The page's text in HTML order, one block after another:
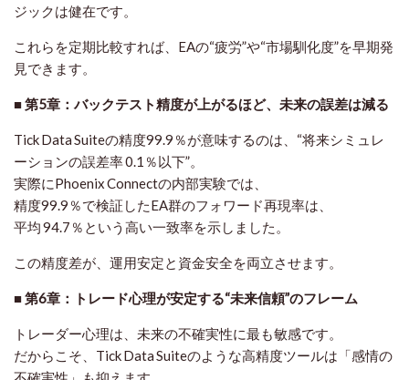
ジックは健在です。
これらを定期比較すれば、EAの“疲労”や“市場馴化度”を早期発
見できます。
■ 第5章：バックテスト精度が上がるほど、未来の誤差は減る
Tick Data Suiteの精度99.9％が意味するのは、“将来シミュレ
ーションの誤差率 0.1％以下”。
実際にPhoenix Connectの内部実験では、
精度99.9％で検証したEA群のフォワード再現率は、
平均 94.7％という高い一致率を示しました。
この精度差が、運用安定と資金安全を両立させます。
■ 第6章：トレード心理が安定する“未来信頼”のフレーム
トレーダー心理は、未来の不確実性に最も敏感です。
だからこそ、Tick Data Suiteのような高精度ツールは「感情の